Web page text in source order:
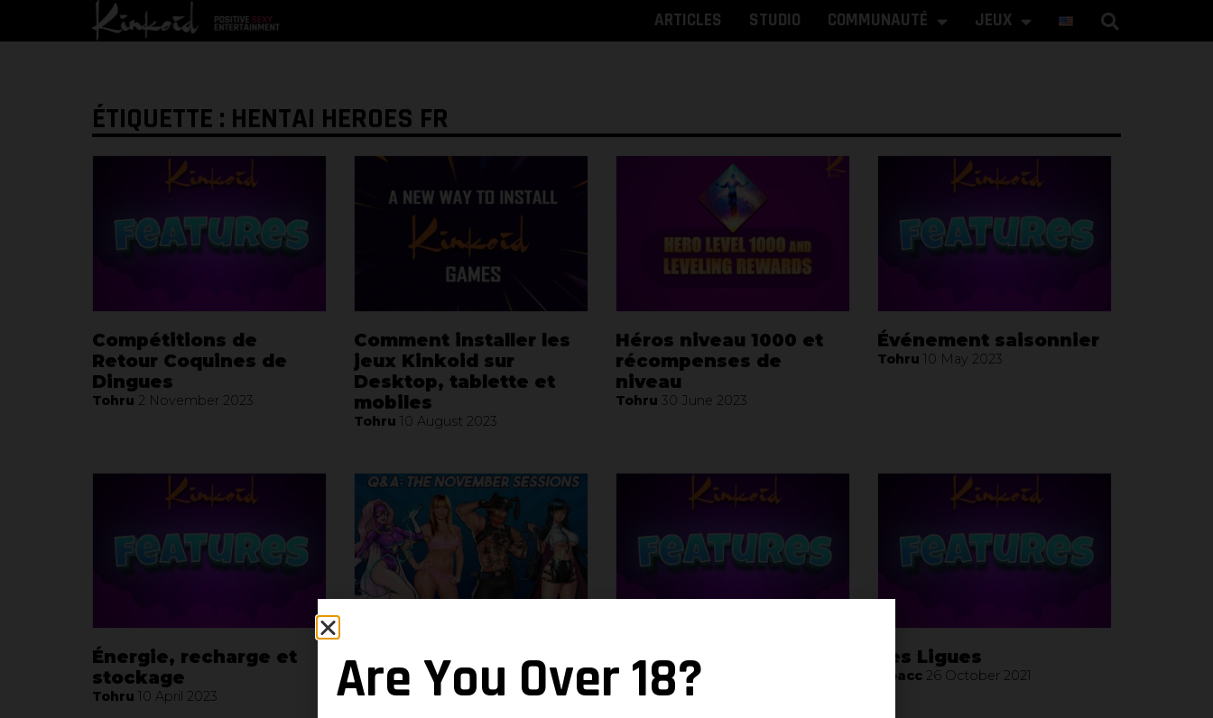
ARTICLES STUDIO COMMUNAUTÉ JEUX
ÉTIQUETTE : HENTAI HEROES FR
Compétitions de
Retour Coquines de
Dingues
Tohru 2 November 2023
Comment installer les
jeux Kinkoid sur
Desktop, tablette et
mobiles
Tohru 10 August 2023
Héros niveau 1000 et
récompenses de
niveau
Tohru 30 June 2023
Événement saisonnier
Tohru 10 May 2023
Énergie, recharge et
stockage
Tohru 10 April 2023
Q&R: Les sessions de
novembre
Neven23 November 2022
Nouvelle
fonctionnalité: Voie de
la Valeur
Les Ligues
Noacc 26 October 2021
Are You Over 18?